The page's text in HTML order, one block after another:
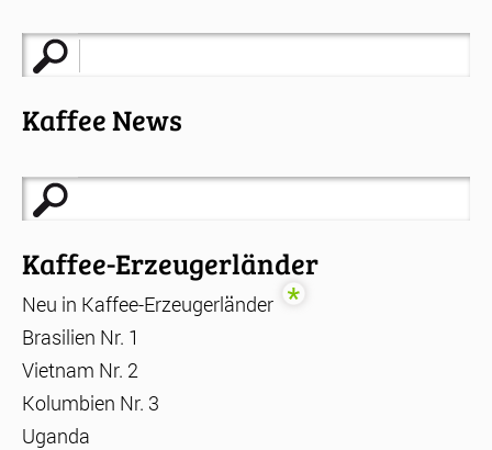
Suche
nach:
Kaffee News
Suche
nach:
Kaffee-Erzeugerländer
Neu in Kaffee-Erzeugerländer
Brasilien Nr. 1
Vietnam Nr. 2
Kolumbien Nr. 3
Uganda